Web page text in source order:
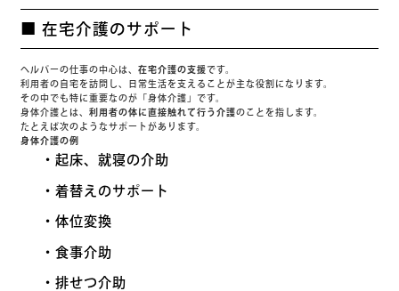
■ 在宅介護のサポート
ヘルパーの仕事の中心は、在宅介護の支援 です。
利用者の自宅を訪問し、日常生活を支えることが主な役割になります。
その中でも特に重要なのが「身体介護」です。
身体介護とは、利用者の体に直接触れて行う介護のことを指します。
たとえば次のようなサポートがあります。
身体介護の例
・起床、就寝の介助
・着替えのサポート
・体位変換
・食事介助
・排せつ介助